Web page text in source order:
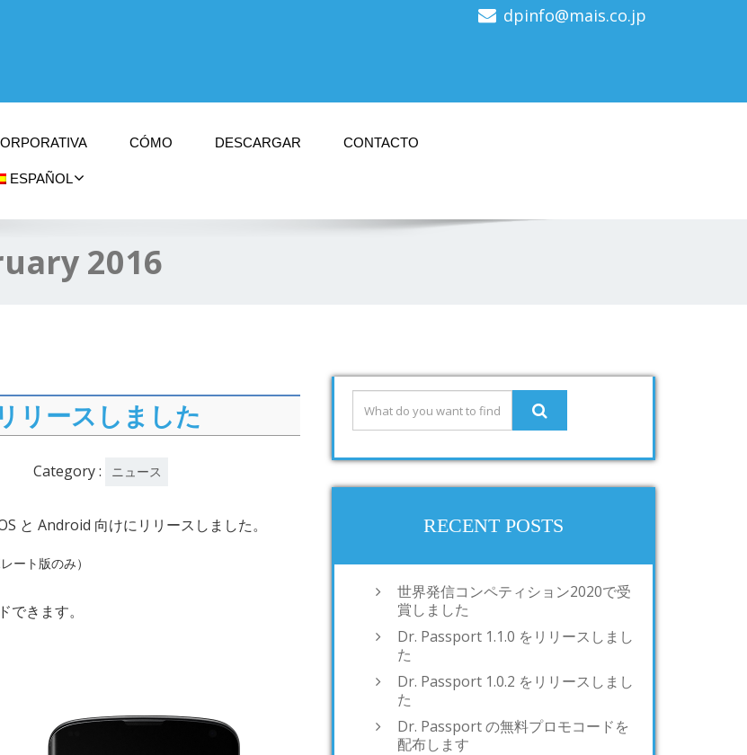
dpinfo@mais.co.jp
CÓMO DESCARGAR CONTACTO
ESPAÑOL
2016
リースしました
Category : ニュース
と Android 向けにリリースしました。
ート版のみ）
できます。
RECENT POSTS
世界発信コンペティション2020で受
賞しました
Dr. Passport 1.1.0 をリリースしまし
た
Dr. Passport 1.0.2 をリリースしまし
た
Dr. Passport の無料プロモコードを
配布します